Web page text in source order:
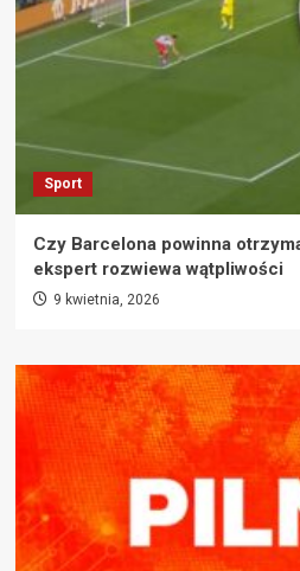
Sport
Czy Barcelona powinna
ekspert rozwiewa wątpliwości
9 kwietnia, 2026